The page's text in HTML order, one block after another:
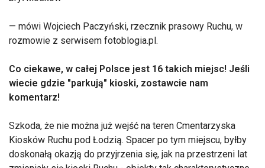
— mówi Wojciech Paczyński, rzecznik prasowy Ruchu, w
rozmowie z serwisem fotoblogia.pl.
Co ciekawe, w całej Polsce jest 16 takich miejsc! Jeśli
wiecie gdzie "parkują" kioski, zostawcie nam
komentarz!
Szkoda, że nie można już wejść na teren Cmentarzyska
Kiosków Ruchu pod Łodzią. Spacer po tym miejscu, byłby
doskonałą okazją do przyjrzenia się, jak na przestrzeni lat